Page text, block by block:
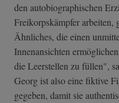
den autobiographischen
Freikorpskämpfer arbeiten,
Ähnliches, die einen
Innenansichten
die Leerstellen zu füllen",
Georg ist also eine fiktive
gegeben, damit sie